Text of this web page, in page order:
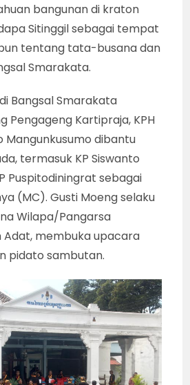
bangunan di kraton
Sitinggil sebagai tempat
tentang tata-busana dan
Smarakata.
Bangsal Smarakata
Pengageng Kartipraja, KPH
Mangunkusumo dibantu
termasuk KP Siswanto
Puspitodiningrat sebagai
(MC). Gusti Moeng selaku
Wilapa/Pangarsa
Adat, membuka upacara
pidato sambutan.